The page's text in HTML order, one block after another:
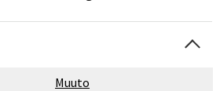
Muuto